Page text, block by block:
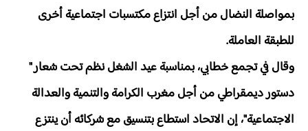
بمواصلة النضال من أجل انتزاع مكتسبات اجتماعية أخرى
للطبقة العاملة.
وقال في تجمع خطابي، بمناسبة عيد الشغل نظم تحت شعار "
دستور ديمقراطي من أجل مغرب الكرامة والتنمية والعدالة
الاجتماعية"، إن الاتحاد استطاع بتنسيق مع شركائه أن ينتزع